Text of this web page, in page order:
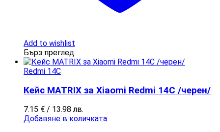
Add to wishlist
Бърз преглед
Redmi 14C
Кейс MATRIX за Xiaomi Redmi 14C /черен/
7.15 € / 13.98 лв.
Добавяне в количката